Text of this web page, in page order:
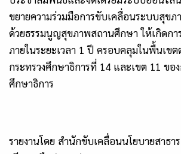
ขยายความร่วมมือการขับเคลื่อนระบบสุข
ด้วยธรรมนูญสุขภาพสถานศึกษา ให้เกิดกา
ภายในระยะเวลา 1 ปี ครอบคลุมในพื้นเขต
กระทรวงศึกษาธิการที่ 14 และเขต 11 ขอ
ศึกษาธิการ
รายงานโดย สำนักขับเคลื่อนนโยบายสาธ